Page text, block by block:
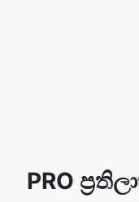
PRO